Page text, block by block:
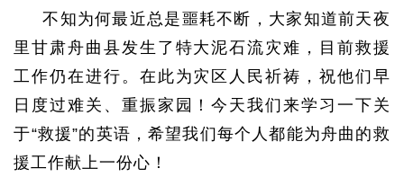
不知为何最近总是噩耗不断，大家知道前天夜
里甘肃舟曲县发生了特大泥石流灾难，目前救援
工作仍在进行。在此为灾区人民祈祷，祝他们早
日度过难关、重振家园！今天我们来学习一下关
于“救援”的英语，希望我们每个人都能为舟曲的救
援工作献上一份心！